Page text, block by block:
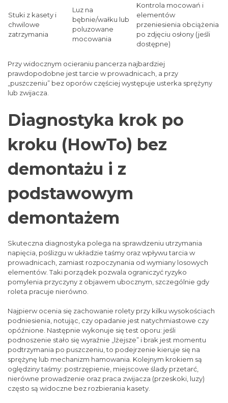
Stuki z kasety i
chwilowe
zatrzymania
Luz na
bębnie/wałku lub
poluzowane
mocowania
Kontrola mocowań i
elementów
przeniesienia obciążenia
po zdjęciu osłony (jeśli
dostępne)
Przy widocznym ocieraniu pancerza najbardziej
prawdopodobne jest tarcie w prowadnicach, a przy
„puszczeniu” bez oporów częściej występuje usterka sprężyny
lub zwijacza.
Diagnostyka krok po
kroku (HowTo) bez
demontażu i z
podstawowym
demontażem
Skuteczna diagnostyka polega na sprawdzeniu utrzymania
napięcia, poślizgu w układzie taśmy oraz wpływu tarcia w
prowadnicach, zamiast rozpoczynania od wymiany losowych
elementów. Taki porządek pozwala ograniczyć ryzyko
pomylenia przyczyny z objawem ubocznym, szczególnie gdy
roleta pracuje nierówno.
Najpierw ocenia się zachowanie rolety przy kilku wysokościach
podniesienia, notując, czy opadanie jest natychmiastowe czy
opóźnione. Następnie wykonuje się test oporu: jeśli
podnoszenie stało się wyraźnie „lżejsze” i brak jest momentu
podtrzymania po puszczeniu, to podejrzenie kieruje się na
sprężynę lub mechanizm hamowania. Kolejnym krokiem są
oględziny taśmy: postrzępienie, miejscowe ślady przetarć,
nierówne prowadzenie oraz praca zwijacza (przeskoki, luzy)
często są widoczne bez rozbierania kasety.